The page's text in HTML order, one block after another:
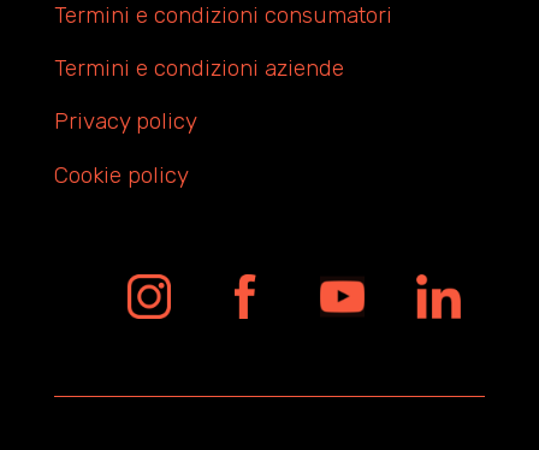
Termini e condizioni consumatori
Termini e condizioni aziende
Privacy policy
Cookie policy